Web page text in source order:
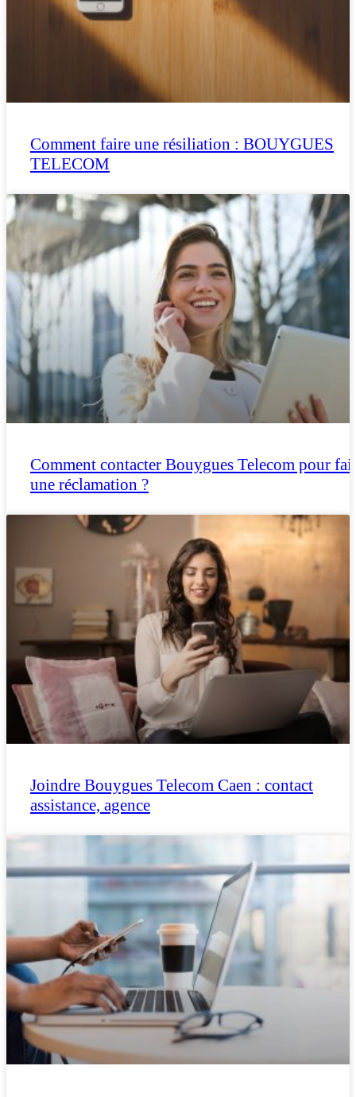
Comment faire une résiliation : BOUYGUES
TELECOM
Comment contacter Bouygues Telecom pour
une réclamation ?
Joindre Bouygues Telecom Caen : contact
assistance, agence